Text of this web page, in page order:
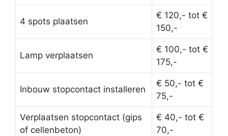
4 spots plaatsen
€ 120,- tot €
150,-
Lamp verplaatsen
€ 100,- tot €
175,-
Inbouw stopcontact installeren
€ 50,- tot €
75,-
Verplaatsen stopcontact (gips
of cellenbeton)
€ 40,- tot €
70,-